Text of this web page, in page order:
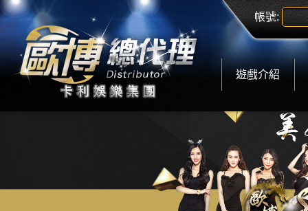
帳號:
遊戲介紹